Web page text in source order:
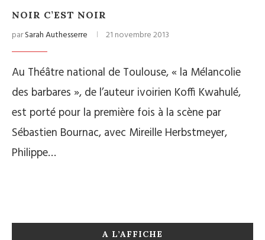
NOIR C’EST NOIR
parSarah Authesserre 21 novembre 2013
Au Théâtre national de Toulouse, « la Mélancolie
des barbares », de l’auteur ivoirien Koffi Kwahulé,
est porté pour la première fois à la scène par
Sébastien Bournac, avec Mireille Herbstmeyer,
Philippe…
A L’AFFICHE